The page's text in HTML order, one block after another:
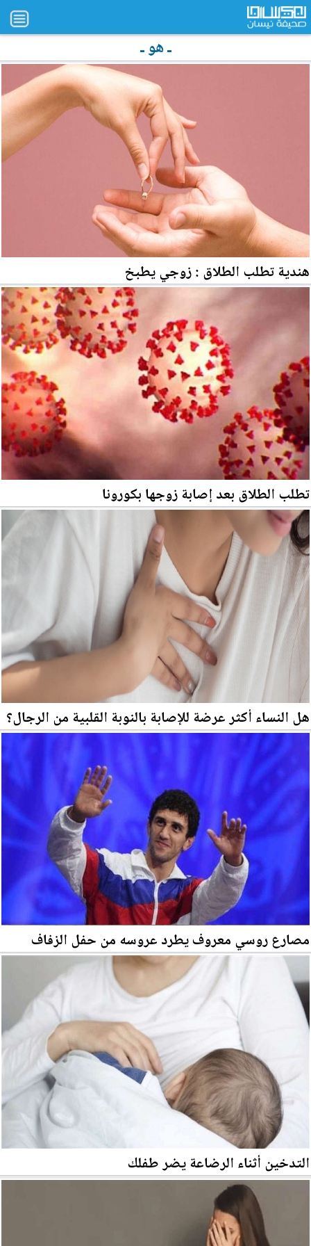
ـ هو ـ
هندية تطلب الطلاق : زوجي يطبخ
تطلب الطلاق بعد إصابة زوجها بكورونا
هل النساء أكثر عرضة للإصابة بالنوبة القلبية من الرجال؟
مصارع روسي معروف يطرد عروسه من حفل الزفاف
التدخين أثناء الرضاعة يضر طفلك